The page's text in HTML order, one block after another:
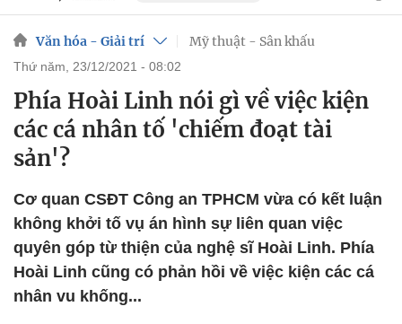
Văn hóa - Giải trí Mỹ thuật - Sân khấu
thứ năm, 23/12/2021 - 08:02
Phía Hoài Linh nói gì về việc kiện
các cá nhân tố 'chiếm đoạt tài
sản'?
Cơ quan CSĐT Công an TPHCM vừa có kết luận
không khởi tố vụ án hình sự liên quan việc
quyên góp từ thiện của nghệ sĩ Hoài Linh. Phía
Hoài Linh cũng có phản hồi về việc kiện các cá
nhân vu khống...